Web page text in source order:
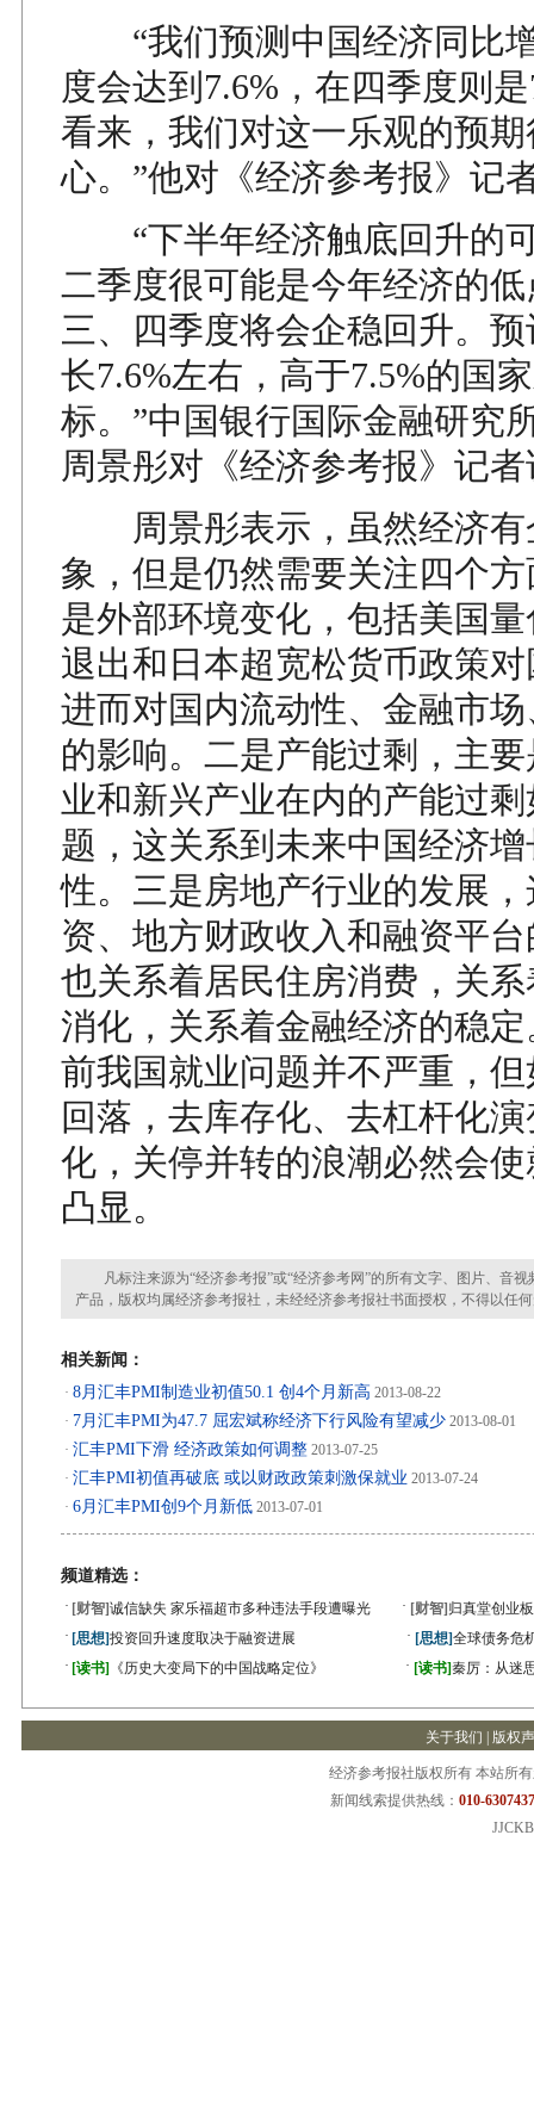
“我们预测中国经济同比
度会达到7.6%，在四季度则
看来，我们对这一乐观的预
心。”他对《经济参考报》记
“下半年经济触底回升的
二季度很可能是今年经济的
三、四季度将会企稳回升。
长7.6%左右，高于7.5%的国
标。”中国银行国际金融研究
周景彤对《经济参考报》记
周景彤表示，虽然经济有
象，但是仍然需要关注四个
是外部环境变化，包括美国
退出和日本超宽松货币政策
进而对国内流动性、金融市
的影响。二是产能过剩，主
业和新兴产业在内的产能过
题，这关系到未来中国经济
性。三是房地产行业的发展
资、地方财政收入和融资平
也关系着居民住房消费，关
消化，关系着金融经济的稳
前我国就业问题并不严重，
回落，去库存化、去杠杆化
化，关停并转的浪潮必然会
凸显。
凡标注来源为“经济参考报”或“经济参考网”的所有文字、图片、音视
产品，版权均属经济参考报社，未经经济参考报社书面授权，不得以任
相关新闻：
· 8月汇丰PMI制造业初值50.1 创4个月新高 2013-08-22
· 7月汇丰PMI为47.7 屈宏斌称经济下行风险有望减少 2013-08-01
· 汇丰PMI下滑 经济政策如何调整 2013-07-25
· 汇丰PMI初值再破底 或以财政政策刺激保就业 2013-07-24
· 6月汇丰PMI创9个月新低 2013-07-01
频道精选：
· [财智]诚信缺失 家乐福超市多种违法手段遭曝光 · [财智] 归真堂创业
· [思想]投资回升速度取决于融资进展 · [思想]全球债务危
· [读书] 《历史大变局下的中国战略定位》 · [读书]秦厉：从迷
关于我们 版权
经济参考报社版权所有 本站所
新闻线索提供热线： 010-